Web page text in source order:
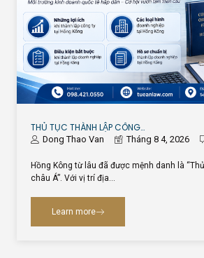
THỦ TỤC THÀNH LẬP CÔNG…
Dong Thao Van Tháng 8 4, 2026
Hồng Kông từ lâu đã được mệnh danh là
châu Á”. Với vị trí địa…
Learn more